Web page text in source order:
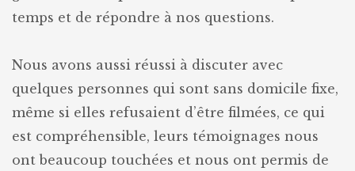
temps et de répondre à nos questions.
Nous avons aussi réussi à discuter avec
quelques personnes qui sont sans domicile fixe,
même si elles refusaient d’être filmées, ce qui
est compréhensible, leurs témoignages nous
ont beaucoup touchées et nous ont permis de